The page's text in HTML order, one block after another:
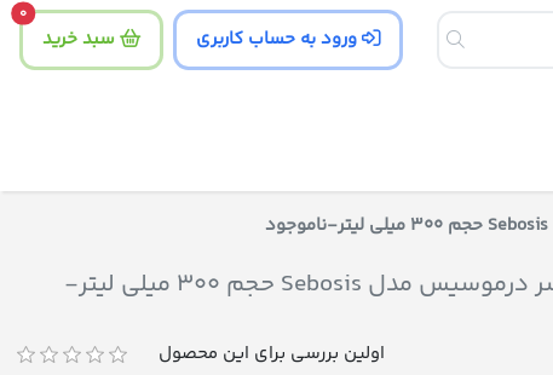
ورود به حساب کاربری سبد خرید
0
شامپو متعادل کننده چربی مو و کف سر درموسیس مدل Sebosis حجم 300 میلی لیتر-
اولین بررسی برای این محصول